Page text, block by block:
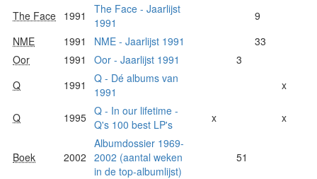
The Face 1991
The Face - Jaarlijst
1991
9
NME
1991 NME - Jaarlijst 1991
33
Oor
1991 Oor - Jaarlijst 1991
3
Q
1991
Q - Dé albums van
1991
x
Q 1995 Q - In our lifetime -
Q's 100 best LP's
x x
Boek 2002
Albumdossier 1969-
2002 (aantal weken
in de top-albumlijst)
51